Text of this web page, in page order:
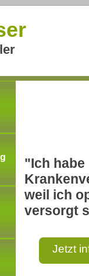
"Ich habe
weil ich
versorgt
Jetzt